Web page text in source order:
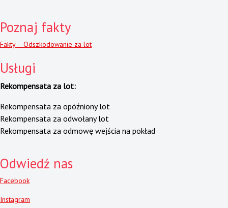
Poznaj fakty
Fakty – Odszkodowanie za lot
Usługi
Rekompensata za lot:
Rekompensata za opóźniony lot
Rekompensata za odwołany lot
Rekompensata za odmowę wejścia na pokład
Odwiedź nas
Facebook
Instagram